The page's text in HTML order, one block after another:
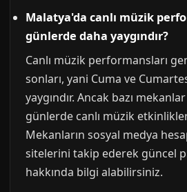
Malatya'da canlı müzik
günlerde daha yaygındır?
Canlı müzik performansları
sonları, yani Cuma ve
yaygındır. Ancak bazı
günlerde canlı müzik
Mekanların sosyal medya
sitelerini takip ederek güncel
hakkında bilgi alabilirsiniz.